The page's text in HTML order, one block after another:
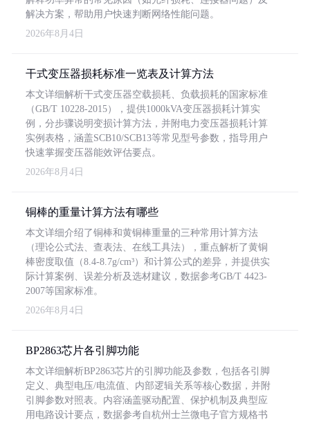
解决方案，帮助用户快速判断网络性能问题。
2026年8月4日
干式变压器损耗标准一览表及计算方法
本文详细解析干式变压器空载损耗、负载损耗的国家标准
（GB/T 10228-2015），提供1000kVA变压器损耗计算实
例，分步骤说明变损计算方法，并附电力变压器损耗计算
实例表格，涵盖SCB10/SCB13等常见型号参数，指导用户
快速掌握变压器能效评估要点。
2026年8月4日
铜棒的重量计算方法有哪些
本文详细介绍了铜棒和黄铜棒重量的三种常用计算方法
（理论公式法、查表法、在线工具法），重点解析了黄铜
棒密度取值（8.4-8.7g/cm³）和计算公式的差异，并提供实
际计算案例、误差分析及选材建议，数据参考GB/T 4423-
2007等国家标准。
2026年8月4日
BP2863芯片各引脚功能
本文详细解析BP2863芯片的引脚功能及参数，包括各引脚
定义、典型电压/电流值、内部逻辑关系等核心数据，并附
引脚参数对照表。内容涵盖驱动配置、保护机制及典型应
用电路设计要点，数据参考自杭州士兰微电子官方规格书